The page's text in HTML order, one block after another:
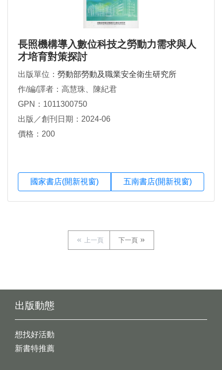
長照機構導入數位科技之勞動力需求與人
才培育對策探討
出版單位： 勞動部勞動及職業安全衛生研究所
作/編/譯者：高慧珠、陳紀君
GPN：1011300750
出版／創刊日期：2024-06
價格：200
國家書店(開新視窗) 五南書店(開新視窗)
上一頁 下一頁
出版動態
想找好活動
新書特推薦